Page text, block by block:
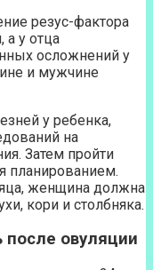
резус-фактора
а у отца
осложнений у
и мужчине
у ребенка,
на
Затем пройти
планированием.
женщина должна
кори и столбняка.
после овуляции